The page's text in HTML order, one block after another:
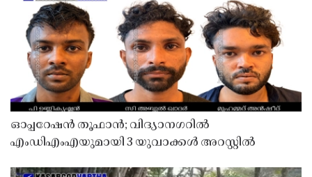
ഓപ്പറേഷൻ തൂഫാൻ; വിദ്യാനഗറിൽ
എംഡിഎംഎയുമായി 3 യുവാക്കൾ അറസ്റ്റിൽ